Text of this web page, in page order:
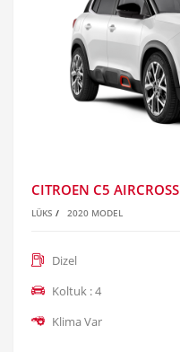
CITROEN C5 AIRCROSS
LÜKS / 2020 MODEL
Dizel
Koltuk : 4
Klima Var